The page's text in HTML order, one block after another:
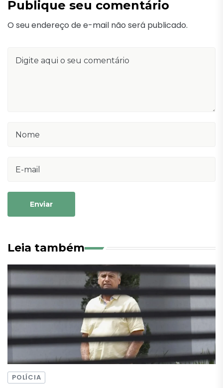
Publique seu comentário
O seu endereço de e-mail não será publicado.
Enviar
Leia também
POLÍCIA